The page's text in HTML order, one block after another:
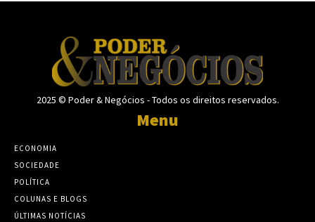
2025 © Poder & Negócios - Todos os direitos reservados.
Menu
ECONOMIA
SOCIEDADE
POLÍTICA
COLUNAS E BLOGS
ÚLTIMAS NOTÍCIAS